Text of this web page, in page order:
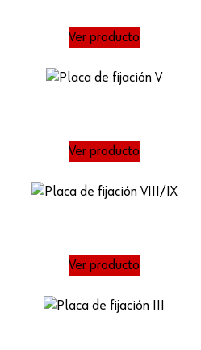
Ver producto
Ver producto
Ver producto